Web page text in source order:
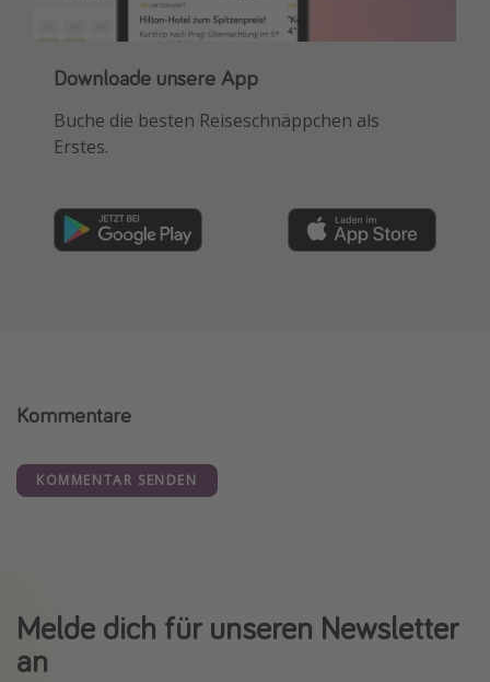
Downloade unsere App
Buche die besten Reiseschnäppchen als
Erstes.
Kommentare
KOMMENTAR SENDEN
Melde dich für unseren Newsletter
an